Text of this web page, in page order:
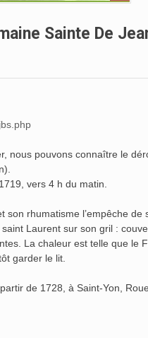
Sainte De
nous pouvons connaître le
vers 4 h du matin.
rhumatisme l’empêche de
Laurent sur son gril :
La chaleur est telle que le
garder le lit.
de 1728, à Saint-Yon,